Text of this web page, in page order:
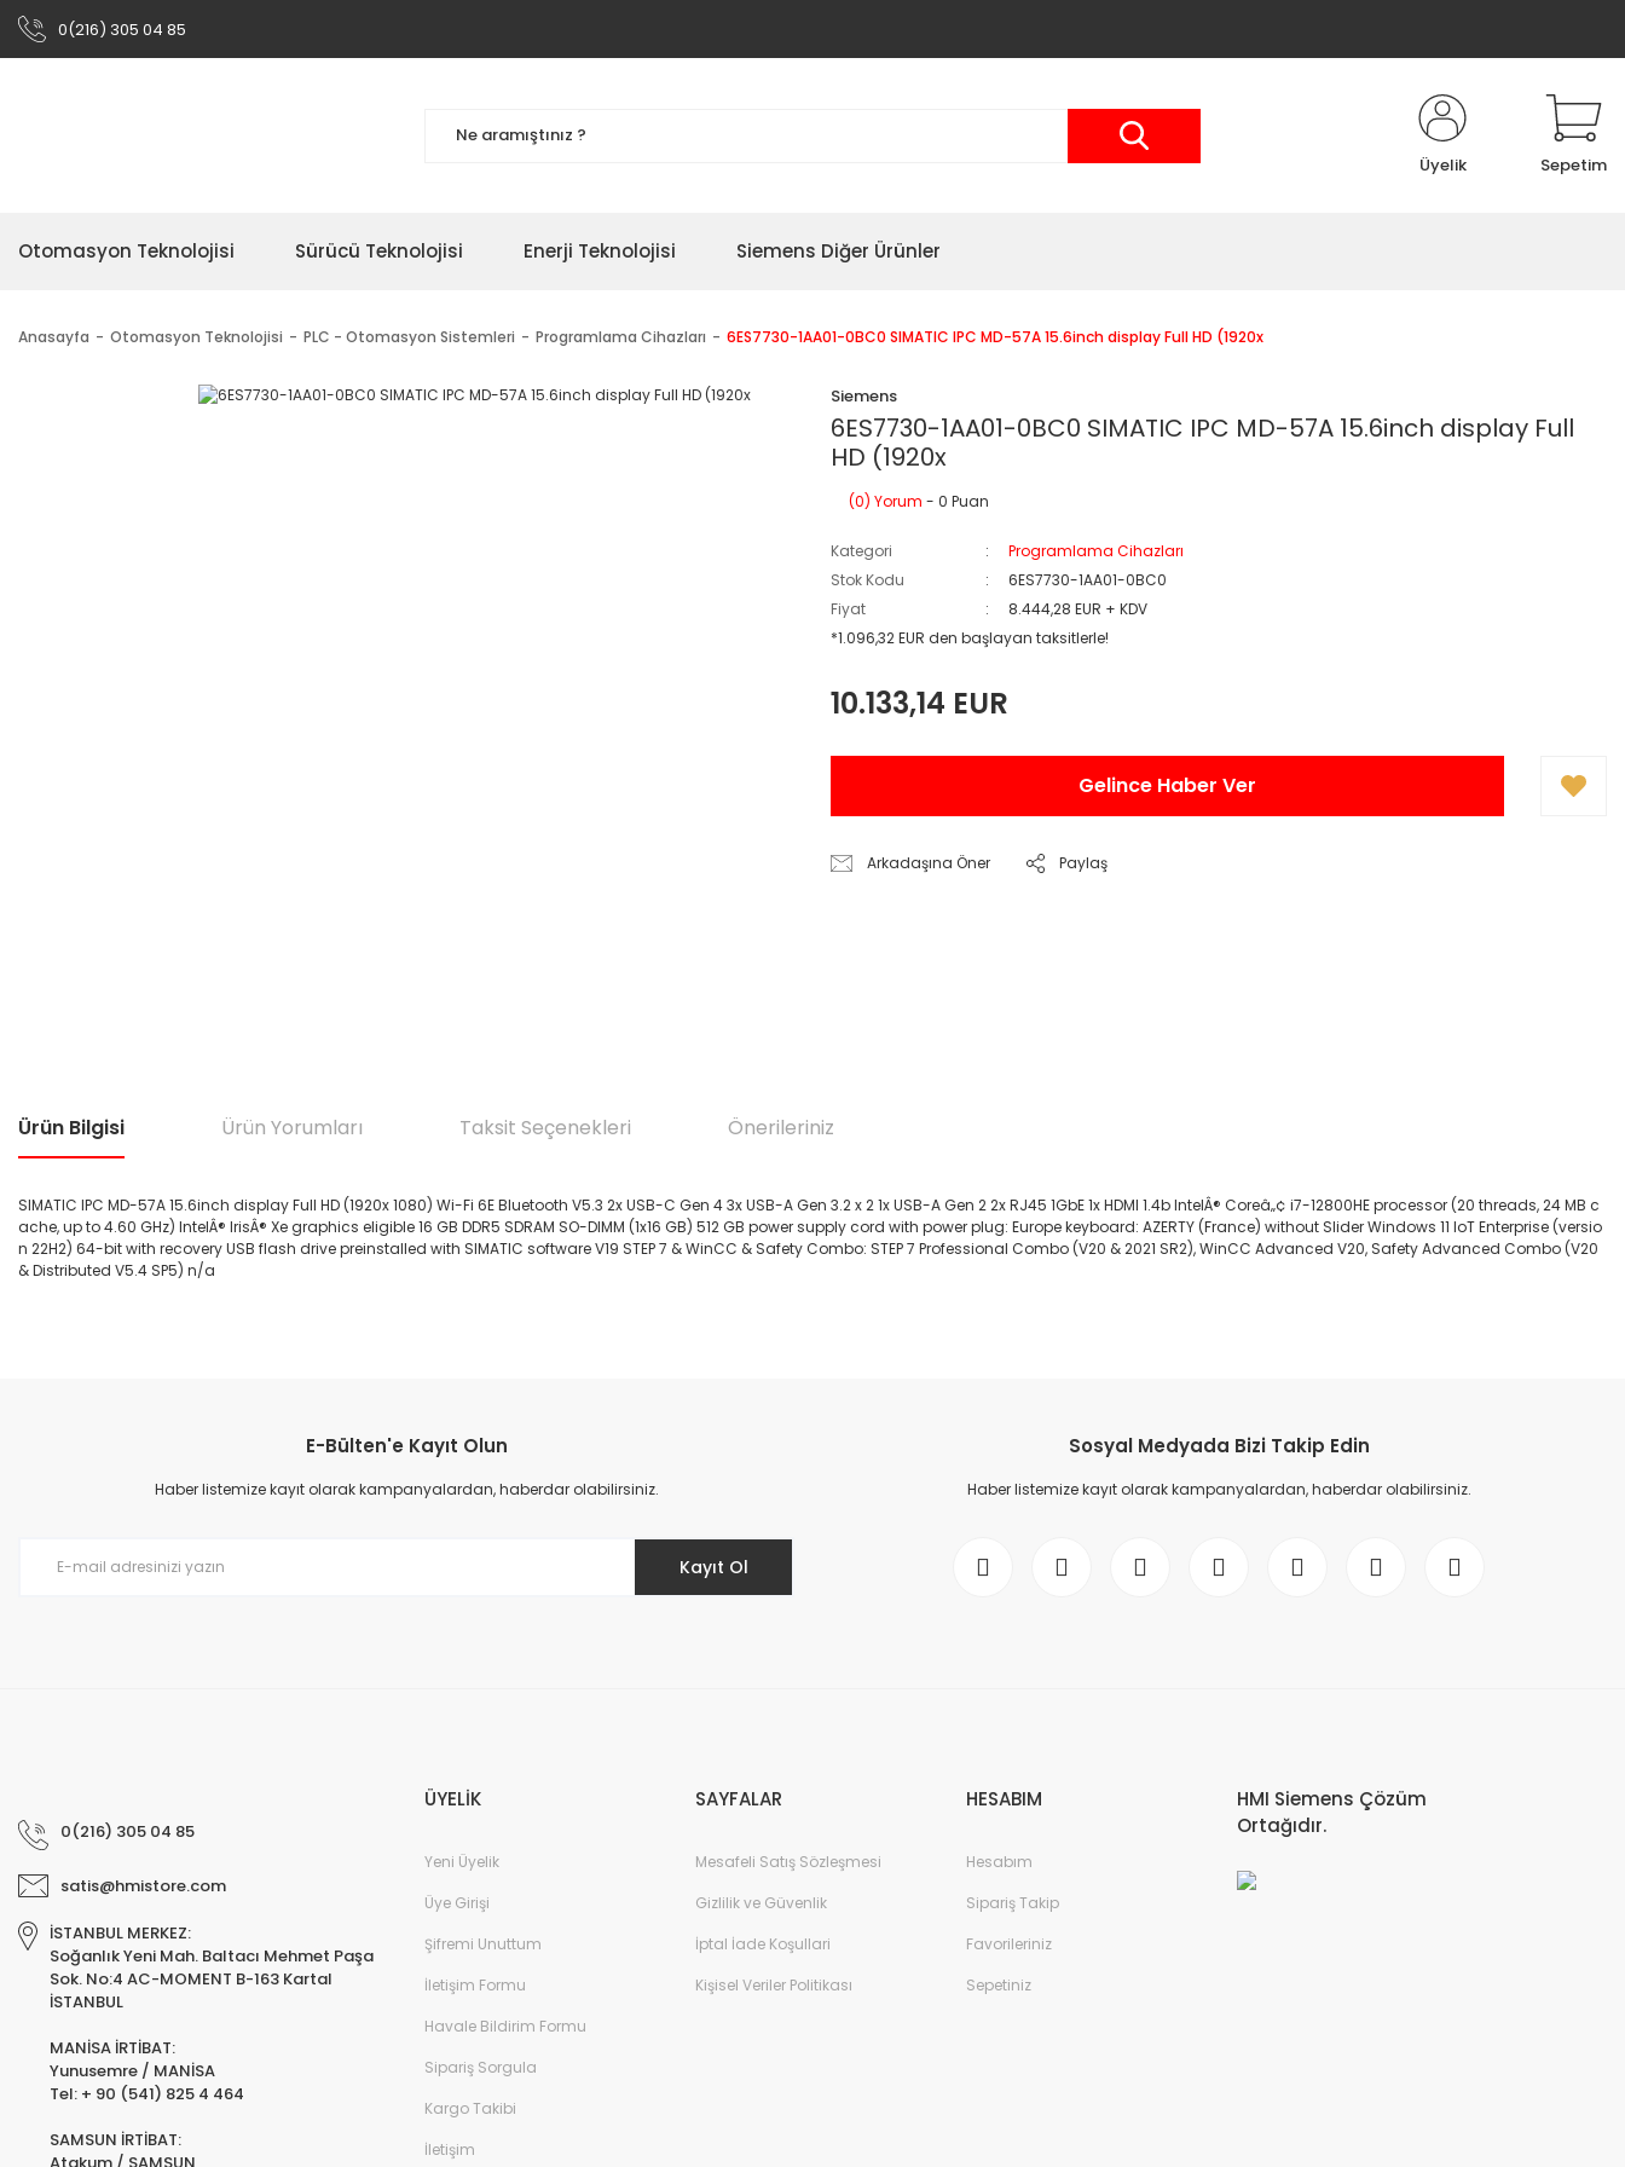
0(216) 305 04 85
Üyelik Sepetim
Otomasyon Teknolojisi Sürücü Teknolojisi Enerji Teknolojisi Siemens Diğer Ürünler
Anasayfa Otomasyon Teknolojisi PLC - Otomasyon Sistemleri Programlama Cihazları 6ES7730-1AA01-0BC0 SIMATIC IPC MD-57A 15.6inch display Full HD (1920x
Siemens
6ES7730-1AA01-0BC0 SIMATIC IPC MD-57A 15.6inch display Full
HD (1920x
(0) Yorum - 0 Puan
Kategori
Programlama Cihazları
Stok Kodu
6ES7730-1AA01-0BC0
Fiyat
8.444,28 EUR + KDV
*1.096,32 EUR den başlayan taksitlerle!
10.133,14 EUR
Gelince Haber Ver
Arkadaşına Öner Paylaş
Ürün Bilgisi Ürün Yorumları Taksit Seçenekleri Önerileriniz
SIMATIC IPC MD-57A 15.6inch display Full HD (1920x 1080) Wi-Fi 6E Bluetooth V5.3 2x USB-C Gen 4 3x USB-A Gen 3.2 x 2 1x USB-A Gen 2 2x RJ45 1GbE 1x HDMI 1.4b IntelÂ® Coreâ„¢ i7-12800HE processor (20 threads, 24 MB c
ache, up to 4.60 GHz) IntelÂ® IrisÂ® Xe graphics eligible 16 GB DDR5 SDRAM SO-DIMM (1x16 GB) 512 GB power supply cord with power plug: Europe keyboard: AZERTY (France) without Slider Windows 11 IoT Enterprise (versio
n 22H2) 64-bit with recovery USB flash drive preinstalled with SIMATIC software V19 STEP 7 & WinCC & Safety Combo: STEP 7 Professional Combo (V20 & 2021 SR2), WinCC Advanced V20, Safety Advanced Combo (V20
& Distributed V5.4 SP5) n/a
Ürün resmi kalitesiz, bozuk veya görüntülenemiyor.
Ürün açıklamasında eksik bilgiler bulunuyor.
E-Bülten'e Kayıt Olun
Haber listemize kayıt olarak kampanyalardan, haberdar olabilirsiniz.
Kayıt Ol
Sosyal Medyada Bizi Takip Edin
Haber listemize kayıt olarak kampanyalardan, haberdar olabilirsiniz.
0(216) 305 04 85
satis@hmistore.com
İSTANBUL MERKEZ:
Soğanlık Yeni Mah. Baltacı Mehmet Paşa
Sok. No:4 AC-MOMENT B-163 Kartal
İSTANBUL
MANİSA İRTİBAT:
Yunusemre / MANİSA
Tel: + 90 (541) 825 4 464
SAMSUN İRTİBAT:
ÜYELİK
Yeni Üyelik
Üye Girişi
Şifremi Unuttum
İletişim Formu
Havale Bildirim Formu
Sipariş Sorgula
Kargo Takibi
İletişim
SAYFALAR
Mesafeli Satış Sözleşmesi
Gizlilik ve Güvenlik
İptal İade Koşullari
Kişisel Veriler Politikası
HESABIM
Hesabım
Sipariş Takip
Favorileriniz
Sepetiniz
HMI Siemens Çözüm
Ortağıdır.